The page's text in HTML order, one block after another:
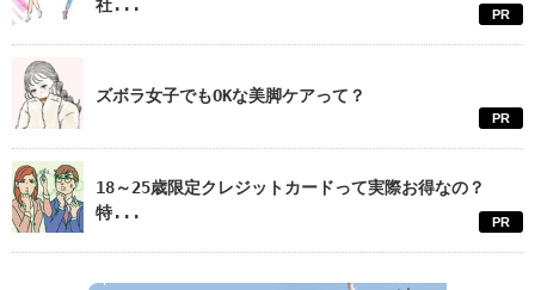
社...
PR
ズボラ女子でもOKな美脚ケアって？
PR
18～25歳限定クレジットカードって実際お得なの？
特...
PR